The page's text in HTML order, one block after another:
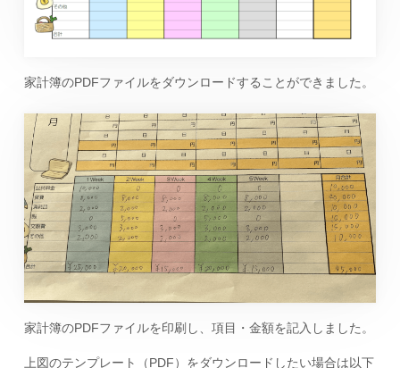
家計簿のPDFファイルをダウンロードすることができました。
家計簿のPDFファイルを印刷し、項目・金額を記入しました。
上図のテンプレート（PDF）をダウンロードしたい場合は以下